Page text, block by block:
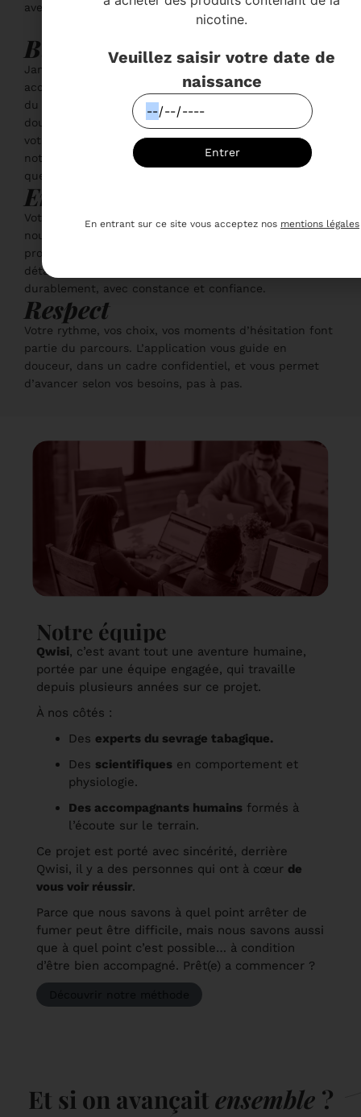
avec honnêteté, sans jargon ni promesse excessive.
Bienveillance
Jamais de jugement, jamais de pression. Seulement un
accompagnement respectueux. Nous savons que l’arrêt
du tabac est un chemin personnel, parfois semé de
doutes. C’est pourquoi nous vous accompagnons à
votre rythme. Vous pouvez compter sur le soutien de
notre équipe, disponible pour répondre à vos
questions.
Engagement
Votre réussite est notre priorité. Depuis plus de 10 ans,
nous mettons notre expertise au service d’un
programme sérieux, construit avec rigueur. Chaque
détail est pensé pour vous aider à avancer
durablement, avec constance et confiance.
Respect
Votre rythme, vos choix, vos moments d’hésitation font
partie du parcours. L’application vous guide en
douceur, dans un cadre confidentiel, et vous permet
d’avancer selon vos besoins, pas à pas.
Notre équipe
Qwisi, c’est avant tout une aventure humaine,
portée par une équipe engagée, qui travaille
depuis plusieurs années sur ce projet.
À nos côtés :
Des experts du sevrage tabagique.
Des scientifiques en comportement et
physiologie.
Des accompagnants humains formés à
l’écoute sur le terrain.
Ce projet est porté avec sincérité, derrière
Qwisi, il y a des personnes qui ont à cœur de
vous voir réussir.
Parce que nous savons à quel point arrêter de
fumer peut être difficile, mais nous savons aussi
que à quel point c’est possible… à condition
d’être bien accompagné. Prêt(e) a commencer ?
Et si on avançait ensemble ?
nicotine.
Veuillez saisir votre date de
naissance
Entrer
En entrant sur ce site vous acceptez nos mentions légales